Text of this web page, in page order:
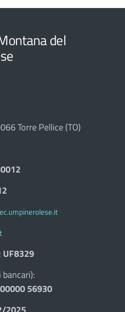
del
Torre Pellice (TO)
UF8329
56930